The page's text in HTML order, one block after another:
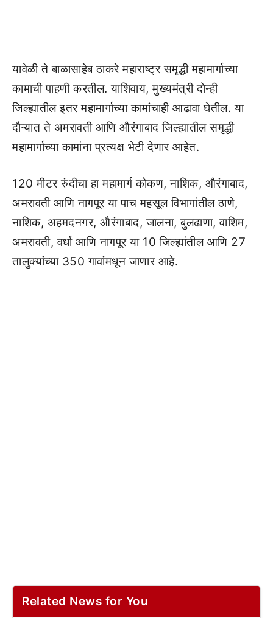
यावेळी ते बाळासाहेब ठाकरे महाराष्ट्र समृद्धी महामार्गाच्या
कामाची पाहणी करतील. याशिवाय, मुख्यमंत्री दोन्ही
जिल्ह्यातील इतर महामार्गाच्या कामांचाही आढावा घेतील. या
दौऱ्यात ते अमरावती आणि औरंगाबाद जिल्ह्यातील समृद्धी
महामार्गाच्या कामांना प्रत्यक्ष भेटी देणार आहेत.
120 मीटर रुंदीचा हा महामार्ग कोकण, नाशिक, औरंगाबाद,
अमरावती आणि नागपूर या पाच महसूल विभागांतील ठाणे,
नाशिक, अहमदनगर, औरंगाबाद, जालना, बुलढाणा, वाशिम,
अमरावती, वर्धा आणि नागपूर या 10 जिल्ह्यांतील आणि 27
तालुक्यांच्या 350 गावांमधून जाणार आहे.
Related News for You